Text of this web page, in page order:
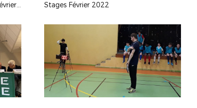
Spécifique Gardiens / Attaquants Février 2022 Stages Février 2022